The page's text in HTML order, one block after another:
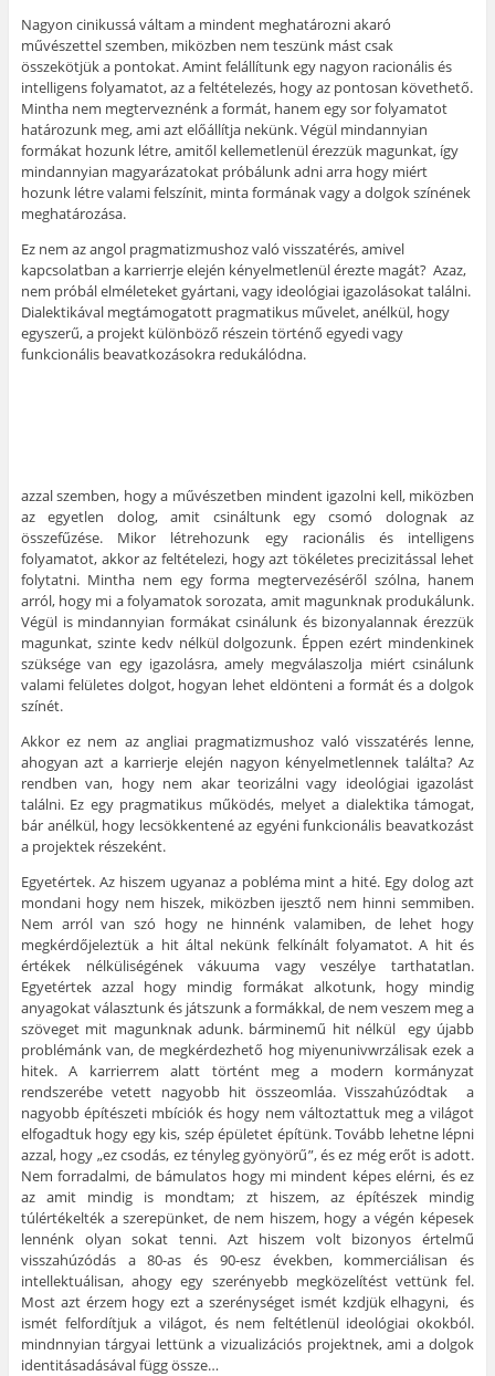
Nagyon cinikussá váltam a mindent meghatározni akaró
művészettel szemben, miközben nem teszünk mást csak
összekötjük a pontokat. Amint felállítunk egy nagyon racionális és
intelligens folyamatot, az a feltételezés, hogy az pontosan követhető.
Mintha nem megterveznénk a formát, hanem egy sor folyamatot
határozunk meg, ami azt előállítja nekünk. Végül mindannyian
formákat hozunk létre, amitől kellemetlenül érezzük magunkat, így
mindannyian magyarázatokat próbálunk adni arra hogy miért
hozunk létre valami felszínit, minta formának vagy a dolgok színének
meghatározása.
Ez nem az angol pragmatizmushoz való visszatérés, amivel
kapcsolatban a karrierrje elején kényelmetlenül érezte magát? Azaz,
nem próbál elméleteket gyártani, vagy ideológiai igazolásokat találni.
Dialektikával megtámogatott pragmatikus művelet, anélkül, hogy
egyszerű, a projekt különböző részein történő egyedi vagy
funkcionális beavatkozásokra redukálódna.
azzal szemben, hogy a művészetben mindent igazolni kell, miközben
az egyetlen dolog, amit csináltunk egy csomó dolognak az
összefűzése. Mikor létrehozunk egy racionális és intelligens
folyamatot, akkor az feltételezi, hogy azt tökéletes precizitással lehet
folytatni. Mintha nem egy forma megtervezéséről szólna, hanem
arról, hogy mi a folyamatok sorozata, amit magunknak produkálunk.
Végül is mindannyian formákat csinálunk és bizonyalannak érezzük
magunkat, szinte kedv nélkül dolgozunk. Éppen ezért mindenkinek
szüksége van egy igazolásra, amely megválaszolja miért csinálunk
valami felületes dolgot, hogyan lehet eldönteni a formát és a dolgok
színét.
Akkor ez nem az angliai pragmatizmushoz való visszatérés lenne,
ahogyan azt a karrierje elején nagyon kényelmetlennek találta? Az
rendben van, hogy nem akar teorizálni vagy ideológiai igazolást
találni. Ez egy pragmatikus működés, melyet a dialektika támogat,
bár anélkül, hogy lecsökkentené az egyéni funkcionális beavatkozást
a projektek részeként.
Egyetértek. Az hiszem ugyanaz a pobléma mint a hité. Egy dolog azt
mondani hogy nem hiszek, miközben ijesztő nem hinni semmiben.
Nem arról van szó hogy ne hinnénk valamiben, de lehet hogy
megkérdőjeleztük a hit által nekünk felkínált folyamatot. A hit és
értékek nélküliségének vákuuma vagy veszélye tarthatatlan.
Egyetértek azzal hogy mindig formákat alkotunk, hogy mindig
anyagokat választunk és játszunk a formákkal, de nem veszem meg a
szöveget mit magunknak adunk. bárminemű hit nélkül egy újabb
problémánk van, de megkérdezhető hog miyenunivwrzálisak ezek a
hitek. A karrierrem alatt történt meg a modern kormányzat
rendszerébe vetett nagyobb hit összeomláa. Visszahúzódtak a
nagyobb építészeti mbíciók és hogy nem változtattuk meg a világot
elfogadtuk hogy egy kis, szép épületet építünk. Tovább lehetne lépni
azzal, hogy „ez csodás, ez tényleg gyönyörű”, és ez még erőt is adott.
Nem forradalmi, de bámulatos hogy mi mindent képes elérni, és ez
az amit mindig is mondtam; zt hiszem, az építészek mindig
túlértékelték a szerepünket, de nem hiszem, hogy a végén képesek
lennénk olyan sokat tenni. Azt hiszem volt bizonyos értelmű
visszahúzódás a 80-as és 90-esz években, kommerciálisan és
intellektuálisan, ahogy egy szerényebb megközelítést vettünk fel.
Most azt érzem hogy ezt a szerénységet ismét kzdjük elhagyni, és
ismét felfordítjuk a világot, és nem feltétlenül ideológiai okokból.
mindnnyian tárgyai lettünk a vizualizációs projektnek, ami a dolgok
identitásadásával függ össze…